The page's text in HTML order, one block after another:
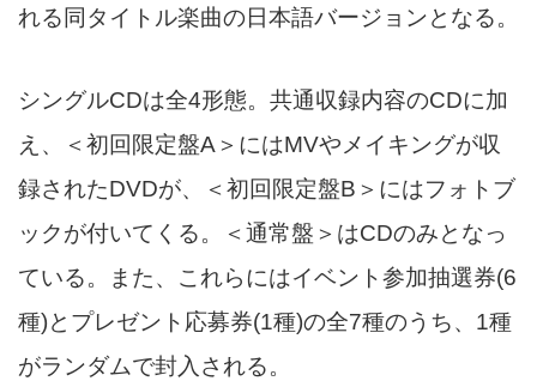
れる同タイトル楽曲の日本語バージョンとなる。
シングルCDは全4形態。共通収録内容のCDに加
え、＜初回限定盤A＞にはMVやメイキングが収
録されたDVDが、＜初回限定盤B＞にはフォトブ
ックが付いてくる。＜通常盤＞はCDのみとなっ
ている。また、これらにはイベント参加抽選券(6
種)とプレゼント応募券(1種)の全7種のうち、1種
がランダムで封入される。